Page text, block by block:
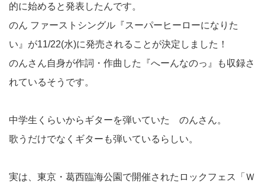
的に始めると発表したんです。
のん ファーストシングル『スーパーヒーローになりた
い』が11/22(水)に発売されることが決定しました！
のんさん自身が作詞・作曲した『へーんなのっ』も収録さ
れているそうです。
中学生くらいからギターを弾いていた のんさん。
歌うだけでなくギターも弾いているらしい。
実は、東京・葛西臨海公園で開催されたロックフェス「Ｗ